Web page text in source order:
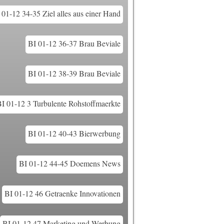
12 34-35 Ziel alles aus einer Hand
BI 01-12 36-37 Brau Beviale
BI 01-12 38-39 Brau Beviale
01-12 3 Turbulente Rohstoffmaerkte
BI 01-12 40-43 Bierwerbung
BI 01-12 44-45 Doemens News
BI 01-12 46 Getraenke Innovationen